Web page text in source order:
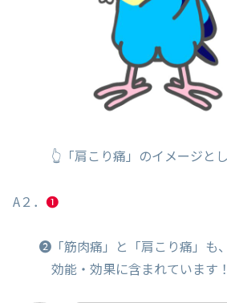
👆「肩こり痛」のイメージとし
A２． ❶
❷「筋肉痛」と「肩こり痛」も、
効能・効果に含まれています！